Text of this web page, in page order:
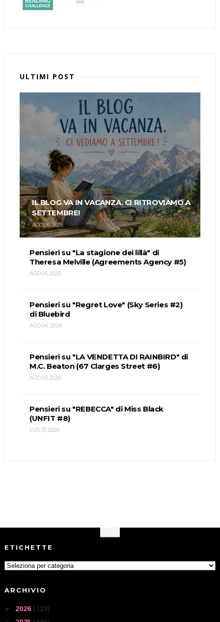
ULTIMI POST
IL BLOG VA IN VACANZA. CI RITROVIAMO A
SETTEMBRE!
AGO 06, 2026
Pensieri su "La stagione dei lillà" di
Theresa Melville (Agreements Agency #5)
AGO 05, 2026
Pensieri su "Regret Love" (Sky Series #2)
di Bluebird
AGO 04, 2026
Pensieri su "LA VENDETTA DI RAINBIRD" di
M.C. Beaton (67 Clarges Street #6)
AGO 03, 2026
Pensieri su "REBECCA" di Miss Black
(UNFIT #8)
LUG 31, 2026
ETICHETTE
ARCHIVIO
► 2026 (123)